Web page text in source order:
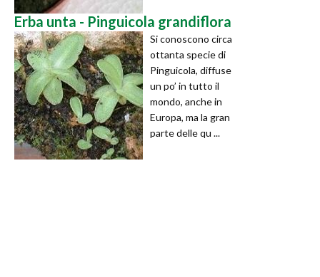
Erba unta - Pinguicola grandiflora
Si conoscono circa
ottanta specie di
Pinguicola, diffuse
un po’ in tutto il
mondo, anche in
Europa, ma la gran
parte delle qu ...